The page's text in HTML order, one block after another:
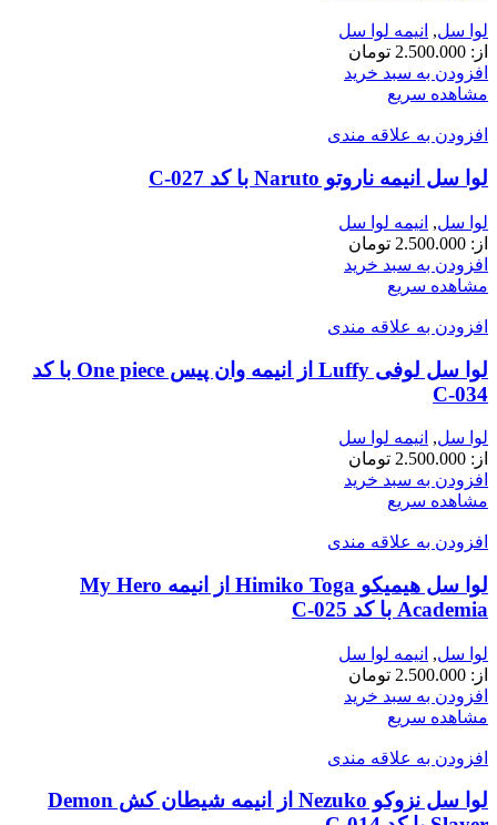
لوا سل, انیمه لوا سل
از: 2.500.000 تومان
افزودن به سبد خرید
مشاهده سریع
افزودن به علاقه مندی
لوا سل انیمه ناروتو Naruto با کد C-027
لوا سل, انیمه لوا سل
از: 2.500.000 تومان
افزودن به سبد خرید
مشاهده سریع
افزودن به علاقه مندی
لوا سل لوفی Luffy از انیمه وان پیس One piece با کد
C-034
لوا سل, انیمه لوا سل
از: 2.500.000 تومان
افزودن به سبد خرید
مشاهده سریع
افزودن به علاقه مندی
لوا سل هیمیکو Himiko Toga از انیمه My Hero
Academia با کد C-025
لوا سل, انیمه لوا سل
از: 2.500.000 تومان
افزودن به سبد خرید
مشاهده سریع
افزودن به علاقه مندی
لوا سل نزوکو Nezuko از انیمه شیطان کش Demon